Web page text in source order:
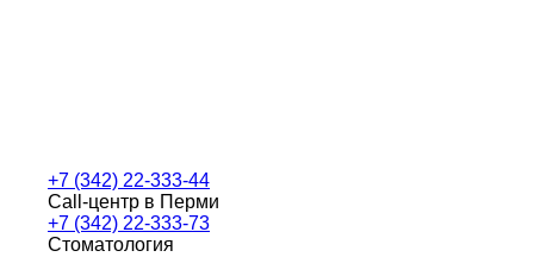
+7 (342) 22-333-44
Call-центр в Перми
+7 (342) 22-333-73
Стоматология